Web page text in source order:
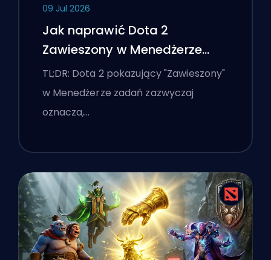
09 Jul 2026
Jak naprawić Dota 2
Zawieszony w Menedżerze
zadań na laptopie z Windows
TL;DR: Dota 2 pokazujący "Zawieszony"
w Menedżerze zadań zazwyczaj
oznacza,…